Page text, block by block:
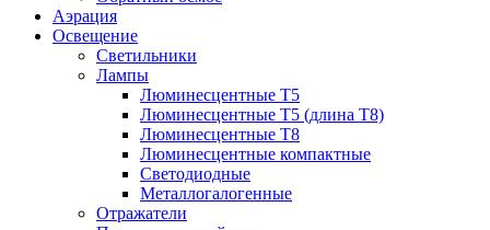
Аэрация
Освещение
Светильники
Лампы
Люминесцентные T5
Люминесцентные T5 (длина T8)
Люминесцентные T8
Люминесцентные компактные
Светодиодные
Металлогалогенные
Отражатели